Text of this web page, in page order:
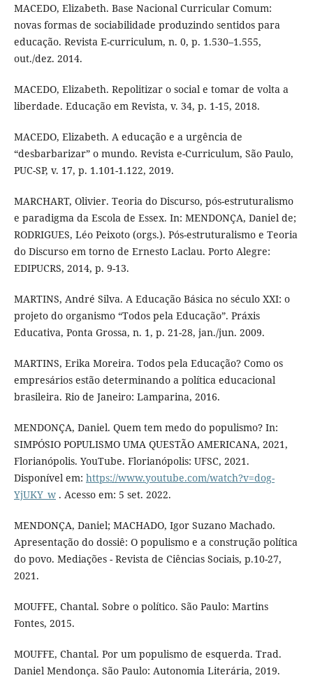
MACEDO, Elizabeth. Base Nacional Curricular Comum:
novas formas de sociabilidade produzindo sentidos para
educação. Revista E-curriculum, n. 0, p. 1.530–1.555,
out./dez. 2014.
MACEDO, Elizabeth. Repolitizar o social e tomar de volta a
liberdade. Educação em Revista, v. 34, p. 1-15, 2018.
MACEDO, Elizabeth. A educação e a urgência de
“desbarbarizar” o mundo. Revista e-Curriculum, São Paulo,
PUC-SP, v. 17, p. 1.101-1.122, 2019.
MARCHART, Olivier. Teoria do Discurso, pós-estruturalismo
e paradigma da Escola de Essex. In: MENDONÇA, Daniel de;
RODRIGUES, Léo Peixoto (orgs.). Pós-estruturalismo e Teoria
do Discurso em torno de Ernesto Laclau. Porto Alegre:
EDIPUCRS, 2014, p. 9-13.
MARTINS, André Silva. A Educação Básica no século XXI: o
projeto do organismo “Todos pela Educação”. Práxis
Educativa, Ponta Grossa, n. 1, p. 21-28, jan./jun. 2009.
MARTINS, Erika Moreira. Todos pela Educação? Como os
empresários estão determinando a política educacional
brasileira. Rio de Janeiro: Lamparina, 2016.
MENDONÇA, Daniel. Quem tem medo do populismo? In:
SIMPÓSIO POPULISMO UMA QUESTÃO AMERICANA, 2021,
Florianópolis. YouTube. Florianópolis: UFSC, 2021.
Disponível em: https://www.youtube.com/watch?v=dog-
YjUKY_w. Acesso em: 5 set. 2022.
MENDONÇA, Daniel; MACHADO, Igor Suzano Machado.
Apresentação do dossiê: O populismo e a construção política
do povo. Mediações - Revista de Ciências Sociais, p.10-27,
2021.
MOUFFE, Chantal. Sobre o político. São Paulo: Martins
Fontes, 2015.
MOUFFE, Chantal. Por um populismo de esquerda. Trad.
Daniel Mendonça. São Paulo: Autonomia Literária, 2019.